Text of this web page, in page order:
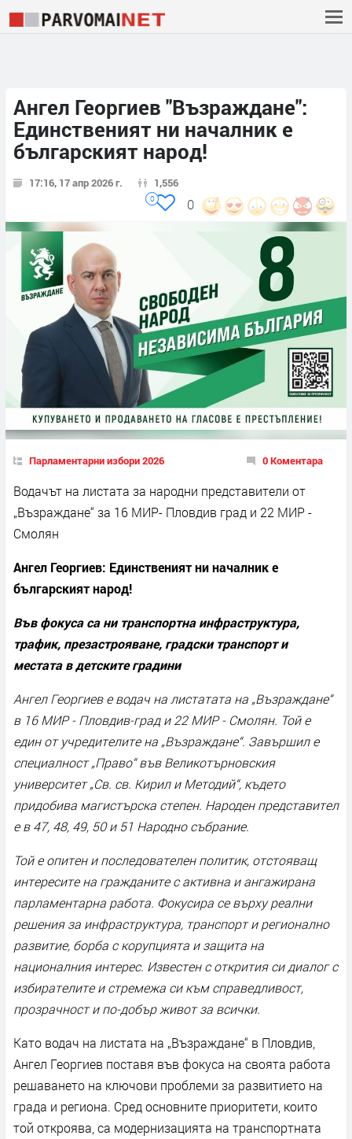
Ангел Георгиев "Възраждане":
Единственият ни началник е
българският народ!
17:16, 17 апр 2026 г. 1,556
0
0
Парламентарни избори 2026 0 Коментара
Водачът на листата за народни представители от
„Възраждане“ за 16 МИР- Пловдив град и 22 МИР -
Смолян
Ангел Георгиев: Единственият ни началник е
българският народ!
Във фокуса са ни транспортна инфраструктура,
трафик, презастрояване, градски транспорт и
местата в детските градини
Ангел Георгиев е водач на листатата на „Възраждане“
в 16 МИР - Пловдив-град и 22 МИР - Смолян. Той е
един от учредителите на „Възраждане“. Завършил е
специалност „Право“ във Великотърновския
университет „Св. св. Кирил и Методий“, където
придобива магистърска степен. Народен представител
е в 47, 48, 49, 50 и 51 Народно събрание.
Той е опитен и последователен политик, отстояващ
интересите на гражданите с активна и ангажирана
парламентарна работа. Фокусира се върху реални
решения за инфраструктура, транспорт и регионално
развитие, борба с корупцията и защита на
националния интерес. Известен с открития си диалог с
избирателите и стремежа си към справедливост,
прозрачност и по-добър живот за всички.
Като водач на листата на „Възраждане“ в Пловдив,
Ангел Георгиев поставя във фокуса на своята работа
решаването на ключови проблеми за развитието на
града и региона. Сред основните приоритети, които
той откроява, са модернизацията на транспортната